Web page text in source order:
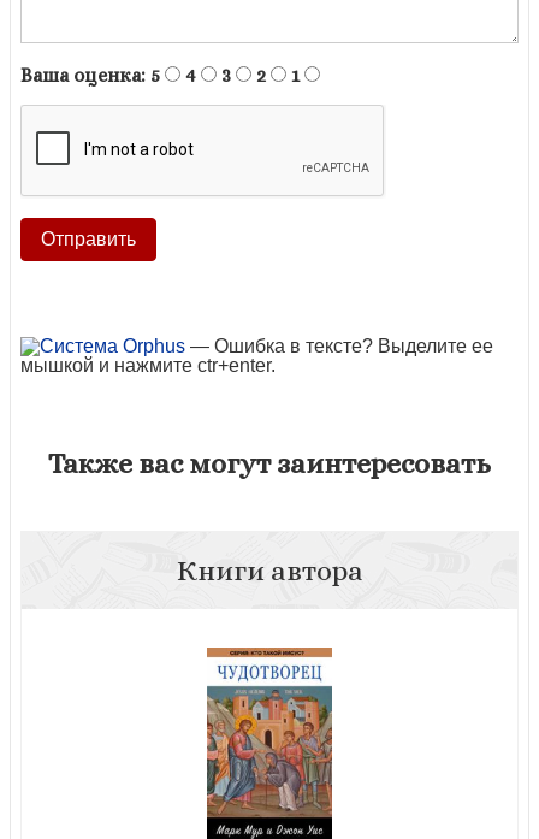
Ваша оценка: 5 4 3 2 1
— Ошибка в тексте? Выделите ее
мышкой и нажмите ctr+enter.
Также вас могут заинтересовать
Книги автора